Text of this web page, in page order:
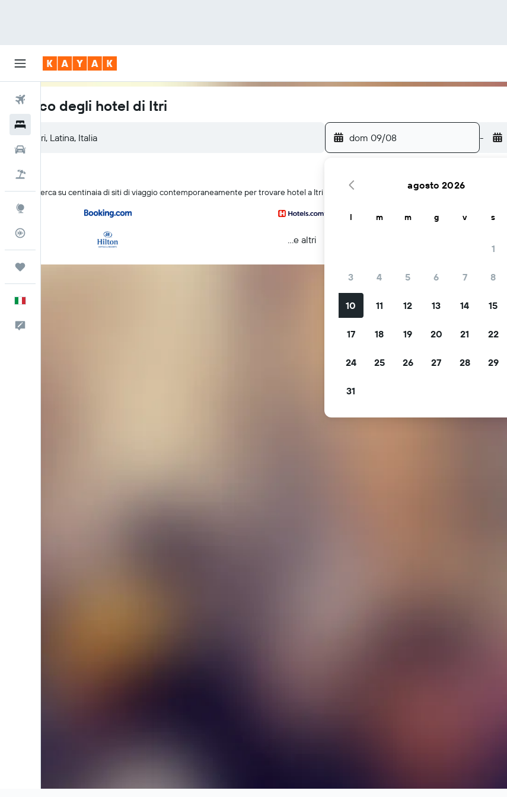
Trips
Elenco degli hotel di Itri
dom 09/08 -
KAYAK cerca su centinaia di siti di viaggio contemporaneamente per trovare hotel a Itri
...e altri
agosto 2026
l m m g v s
1
3 4 5 6 7 8
10 11 12 13 14 15
17 18 19 20 21 22
24 25 26 27 28 29
31